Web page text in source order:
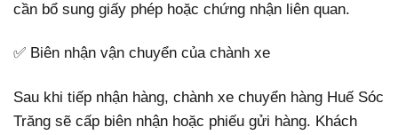
cần bổ sung giấy phép hoặc chứng nhận liên quan.
✅ Biên nhận vận chuyển của chành xe
Sau khi tiếp nhận hàng, chành xe chuyển hàng Huế Sóc
Trăng sẽ cấp biên nhận hoặc phiếu gửi hàng. Khách